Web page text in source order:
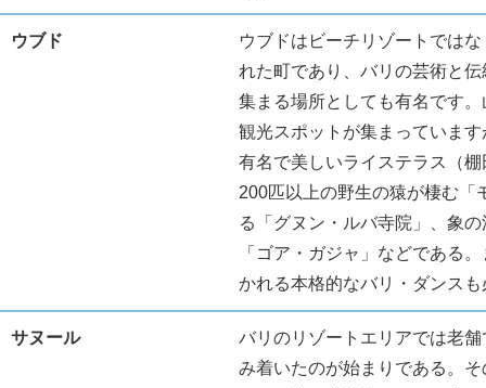
ウブド
ウブドはビーチリゾートでは
れた町であり、バリの芸術と
集まる場所としても有名です
観光スポットが集まっていま
有名で美しいライステラス（
200匹以上の野生の猿が棲む「
る「グヌン・ルバ寺院」、象
「ゴア・ガジャ」などである
かれる本格的なバリ・ダンス
サヌール
バリのリゾートエリアでは老
み着いたのが始まりである。